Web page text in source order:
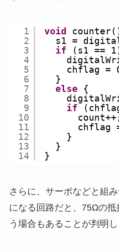
1
2
3
4
5
6
7
8
9
10
11
12
13
14
void
s1 =
if
(s1 ==
chflag =
}
else
{
if
chflag
}
}
}
さらに、サーボなどと組
になる回路だと、75Ωの抵
う場合もあることが判明し